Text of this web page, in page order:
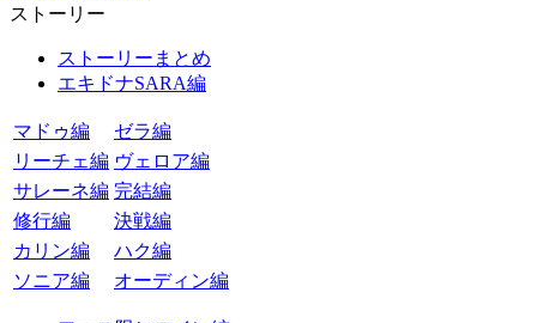
ストーリー
ストーリーまとめ
エキドナSARA編
マドゥ編
ゼラ編
リーチェ編 ヴェロア編
サレーネ編 完結編
修行編
決戦編
カリン編
ハク編
ソニア編
オーディン編